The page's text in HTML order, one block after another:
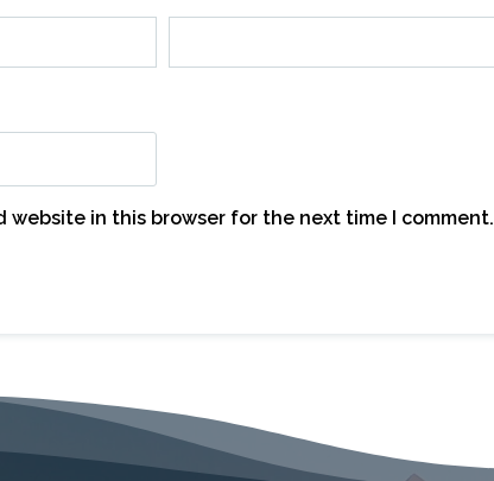
website in this browser for the next time I comment.